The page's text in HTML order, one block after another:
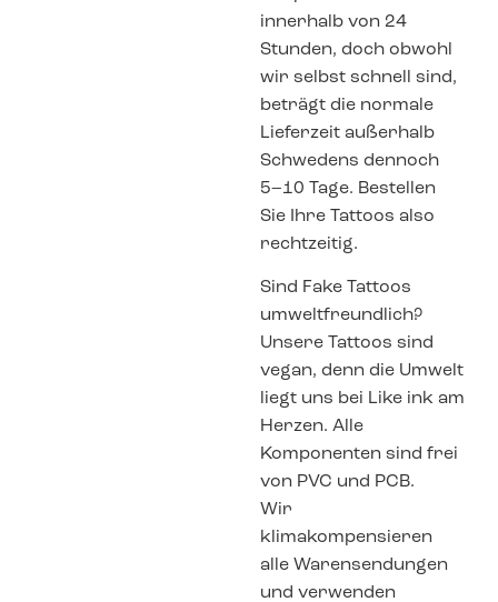
innerhalb von 24
Stunden, doch obwohl
wir selbst schnell sind,
beträgt die normale
Lieferzeit außerhalb
Schwedens dennoch
5–10 Tage. Bestellen
Sie Ihre Tattoos also
rechtzeitig.
Sind Fake Tattoos
umweltfreundlich?
Unsere Tattoos sind
vegan, denn die Umwelt
liegt uns bei Like ink am
Herzen. Alle
Komponenten sind frei
von PVC und PCB.
Wir
klimakompensieren
alle Warensendungen
und verwenden